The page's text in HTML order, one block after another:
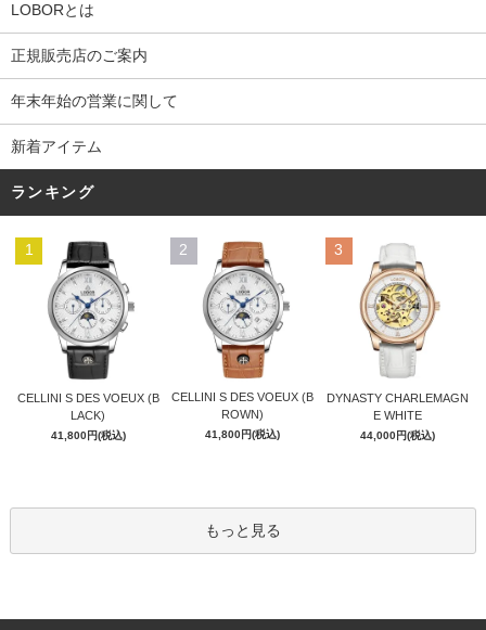
LOBORとは
正規販売店のご案内
年末年始の営業に関して
新着アイテム
ランキング
1
CELLINI S DES VOEUX (B
LACK)
41,800円(税込)
2
CELLINI S DES VOEUX (B
ROWN)
41,800円(税込)
3
DYNASTY CHARLEMAGN
E WHITE
44,000円(税込)
もっと見る